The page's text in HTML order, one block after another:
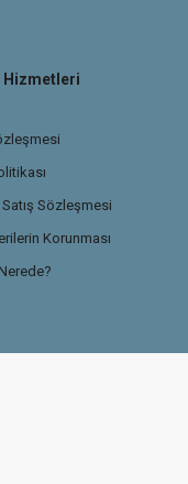
Hizmetleri
Sözleşmesi
Korunması